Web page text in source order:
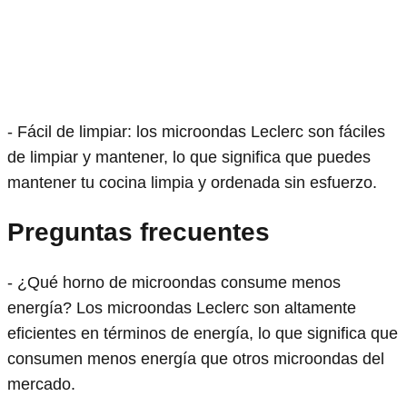
- Fácil de limpiar: los microondas Leclerc son fáciles
de limpiar y mantener, lo que significa que puedes
mantener tu cocina limpia y ordenada sin esfuerzo.
Preguntas frecuentes
- ¿Qué horno de microondas consume menos
energía? Los microondas Leclerc son altamente
eficientes en términos de energía, lo que significa que
consumen menos energía que otros microondas del
mercado.